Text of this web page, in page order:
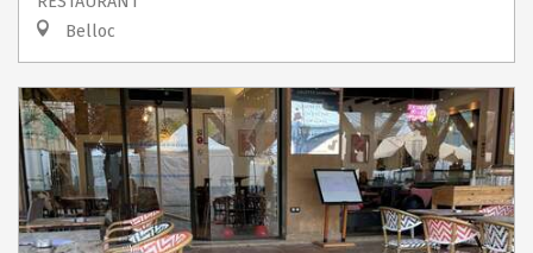
Belloc